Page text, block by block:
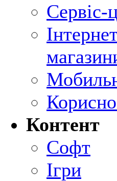
Сервіс-
Контент
Софт
Ігри